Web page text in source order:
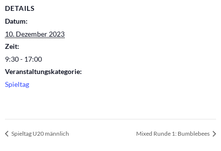
DETAILS
Datum:
10. Dezember 2023
Zeit:
9:30 - 17:00
Veranstaltungskategorie:
Spieltag
Spieltag U20 männlich Mixed Runde 1: Bumblebees